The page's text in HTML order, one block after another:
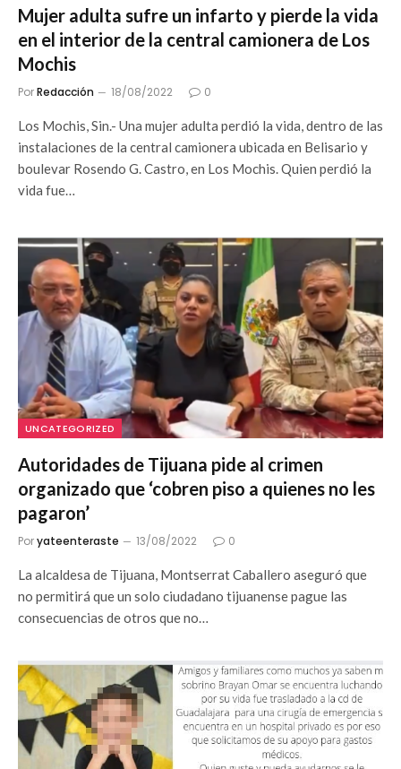
Mujer adulta sufre un infarto y pierde la vida
en el interior de la central camionera de Los
Mochis
PorRedacción 18/08/2022 0
Los Mochis, Sin.- Una mujer adulta perdió la vida, dentro de las
instalaciones de la central camionera ubicada en Belisario y
boulevar Rosendo G. Castro, en Los Mochis. Quien perdió la
vida fue…
UNCATEGORIZED
Autoridades de Tijuana pide al crimen
organizado que ‘cobren piso a quienes no les
pagaron’
Poryateenteraste 13/08/2022 0
La alcaldesa de Tijuana, Montserrat Caballero aseguró que
no permitirá que un solo ciudadano tijuanense pague las
consecuencias de otros que no…